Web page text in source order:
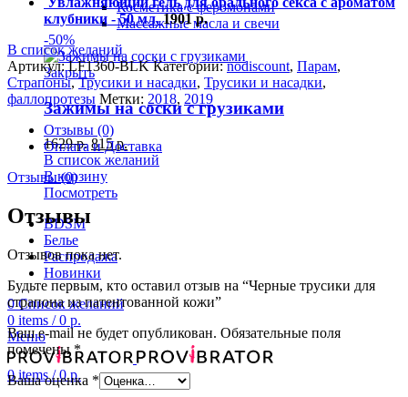
Косметика с феромонами
Массажные масла и свечи
-50%
Закрыть
Зажимы на соски с грузиками
1629р. 815р.
В список желаний
В корзину
Посмотреть
BDSM
Белье
Распродажа
Новинки
0Список желаний
0 items / 0 р.
Меню
0items / 0р.
клубники - 50 мл.1901р.
В список желаний
Артикул:LF1360-BLK Категории:nodiscount, Парам,
Страпоны, Трусики и насадки, Трусики и насадки,
фаллопротезы Метки: 2018, 2019
Отзывы (0)
Оплата и Доставка
Отзывы (0)
Отзывы
Отзывов пока нет.
Будьте первым, кто оставил отзыв на “Черные трусики для
страпона из патентованной кожи”
Ваш e-mail не будет опубликован. Обязательные поля
помечены *
Ваша оценка *